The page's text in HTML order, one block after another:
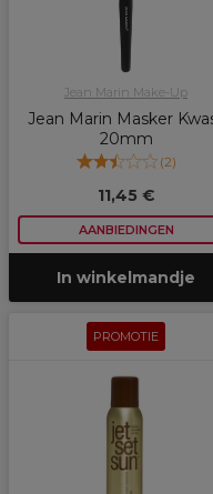
Jean Marin Make-Up
Jean Marin Masker
20mm
(2)
11,45 €
AANBIEDINGEN
In winkelmandje
PROMOTIE